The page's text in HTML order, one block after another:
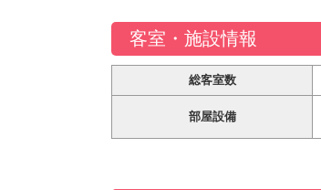
客室・施設情報
総客室数
部屋設備